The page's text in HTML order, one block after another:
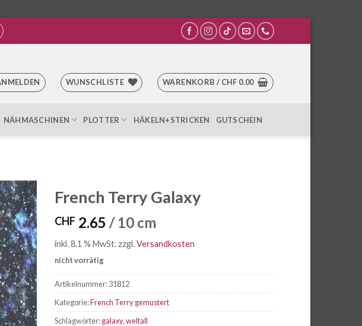
WUNSCHLISTE WARENKORB / CHF 0.00
NÄHMASCHINEN PLOTTER HÄKELN+STRICKEN GUTSCHEIN
die
French Terry Galaxy
CHF 2.65 / 10 cm
inkl. 8.1 % MwSt. zzgl.Versandkosten
nicht vorrätig
Artikelnummer:31812
Kategorie:French Terry gemustert
Schlagwörter:galaxy,weltall